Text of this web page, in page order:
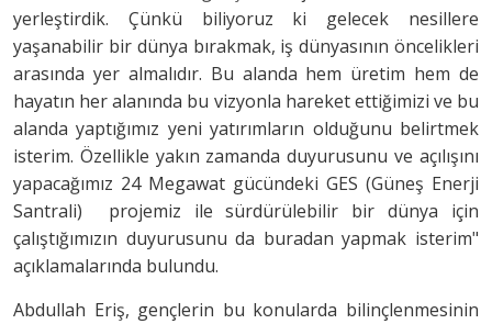
yerleştirdik. Çünkü biliyoruz ki gelecek nesillere
yaşanabilir bir dünya bırakmak, iş dünyasının öncelikleri
arasında yer almalıdır. Bu alanda hem üretim hem de
hayatın her alanında bu vizyonla hareket ettiğimizi ve bu
alanda yaptığımız yeni yatırımların olduğunu belirtmek
isterim. Özellikle yakın zamanda duyurusunu ve açılışını
yapacağımız 24 Megawat gücündeki GES (Güneş Enerji
Santrali) projemiz ile sürdürülebilir bir dünya için
çalıştığımızın duyurusunu da buradan yapmak isterim"
açıklamalarında bulundu.
Abdullah Eriş, gençlerin bu konularda bilinçlenmesinin